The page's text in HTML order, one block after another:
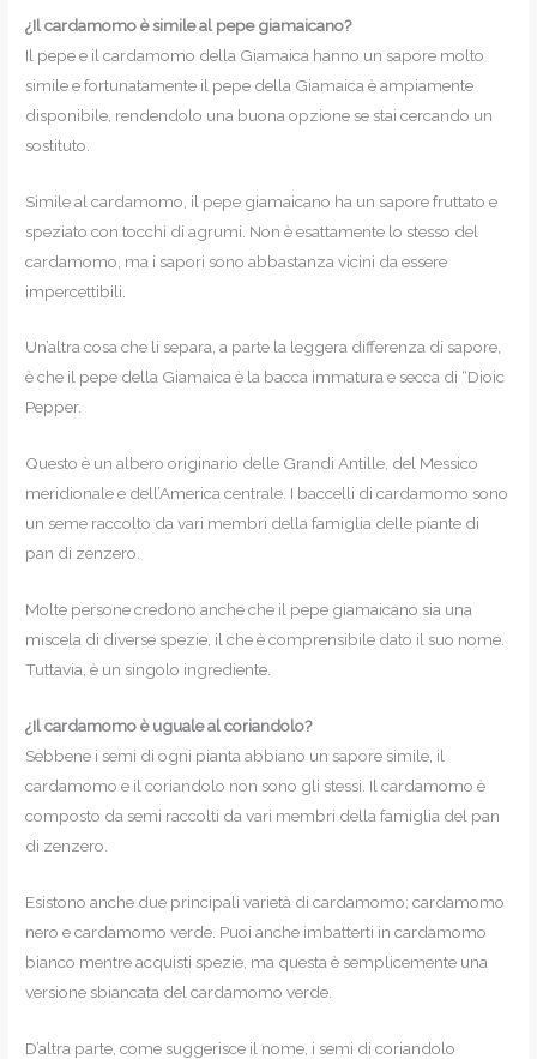
¿Il cardamomo è simile al pepe giamaicano?
Il pepe e il cardamomo della Giamaica hanno un sapore molto
simile e fortunatamente il pepe della Giamaica è ampiamente
disponibile, rendendolo una buona opzione se stai cercando un
sostituto.
Simile al cardamomo, il pepe giamaicano ha un sapore fruttato e
speziato con tocchi di agrumi. Non è esattamente lo stesso del
cardamomo, ma i sapori sono abbastanza vicini da essere
impercettibili.
Un’altra cosa che li separa, a parte la leggera differenza di sapore,
è che il pepe della Giamaica è la bacca immatura e secca di “Dioic
Pepper.
Questo è un albero originario delle Grandi Antille, del Messico
meridionale e dell’America centrale. I baccelli di cardamomo sono
un seme raccolto da vari membri della famiglia delle piante di
pan di zenzero.
Molte persone credono anche che il pepe giamaicano sia una
miscela di diverse spezie, il che è comprensibile dato il suo nome.
Tuttavia, è un singolo ingrediente.
¿Il cardamomo è uguale al coriandolo?
Sebbene i semi di ogni pianta abbiano un sapore simile, il
cardamomo e il coriandolo non sono gli stessi. Il cardamomo è
composto da semi raccolti da vari membri della famiglia del pan
di zenzero.
Esistono anche due principali varietà di cardamomo; cardamomo
nero e cardamomo verde. Puoi anche imbatterti in cardamomo
bianco mentre acquisti spezie, ma questa è semplicemente una
versione sbiancata del cardamomo verde.
D’altra parte, come suggerisce il nome, i semi di coriandolo